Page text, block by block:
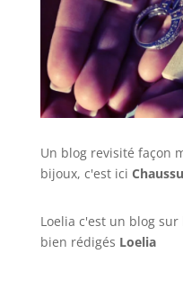
Un blog revisité façon
bijoux, c'est ici
Loelia c'est un blog
bien rédigés Loelia